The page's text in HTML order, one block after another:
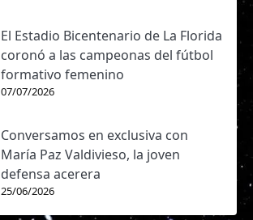
El Estadio Bicentenario de La Florida
coronó a las campeonas del fútbol
formativo femenino
07/07/2026
Conversamos en exclusiva con
María Paz Valdivieso, la joven
defensa acerera
25/06/2026